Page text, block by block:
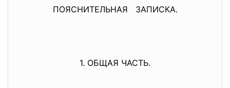
ПОЯСНИТЕЛЬНАЯ ЗАПИСКА.
1. ОБЩАЯ ЧАСТЬ.